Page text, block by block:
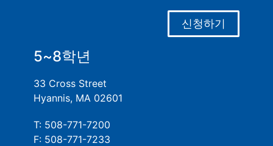
신청하기
5~8학년
33 Cross Street
Hyannis, MA 02601
T: 508-771-7200
F: 508-771-7233